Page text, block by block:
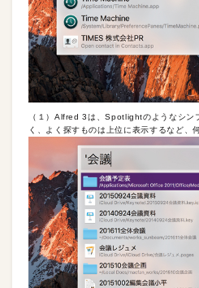
（１）Alfred 3は、Spotlightのようなシン
く、よく探すものは上位に表示するなど、